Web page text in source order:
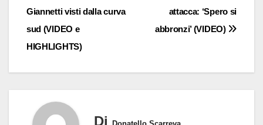
attacca: ‘Spero si
abbronzi’ (VIDEO)
Giannetti visti dalla curva
sud (VIDEO e
HIGHLIGHTS)
Di